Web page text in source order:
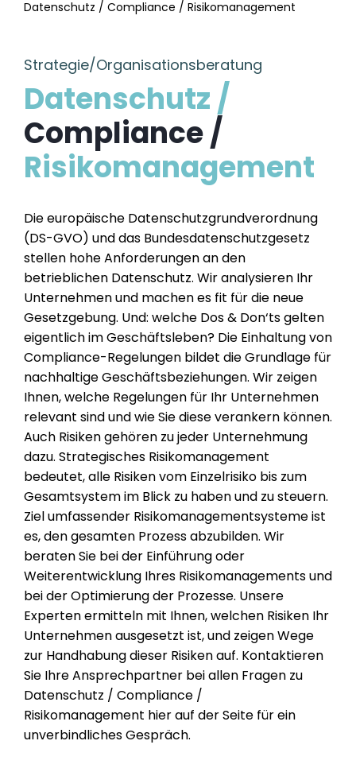
Datenschutz / Compliance / Risikomanagement
Strategie/Organisationsberatung
Datenschutz /
Compliance /
Risikomanagement
Die europäische Datenschutzgrundverordnung
(DS-GVO) und das Bundesdatenschutzgesetz
stellen hohe Anforderungen an den
betrieblichen Datenschutz. Wir analysieren Ihr
Unternehmen und machen es fit für die neue
Gesetzgebung. Und: welche Dos & Don‘ts gelten
eigentlich im Geschäftsleben? Die Einhaltung von
Compliance-Regelungen bildet die Grundlage für
nachhaltige Geschäftsbeziehungen. Wir zeigen
Ihnen, welche Regelungen für Ihr Unternehmen
relevant sind und wie Sie diese verankern können.
Auch Risiken gehören zu jeder Unternehmung
dazu. Strategisches Risikomanagement
bedeutet, alle Risiken vom Einzelrisiko bis zum
Gesamtsystem im Blick zu haben und zu steuern.
Ziel umfassender Risikomanagementsysteme ist
es, den gesamten Prozess abzubilden. Wir
beraten Sie bei der Einführung oder
Weiterentwicklung Ihres Risikomanagements und
bei der Optimierung der Prozesse. Unsere
Experten ermitteln mit Ihnen, welchen Risiken Ihr
Unternehmen ausgesetzt ist, und zeigen Wege
zur Handhabung dieser Risiken auf. Kontaktieren
Sie Ihre Ansprechpartner bei allen Fragen zu
Datenschutz / Compliance /
Risikomanagement hier auf der Seite für ein
unverbindliches Gespräch.